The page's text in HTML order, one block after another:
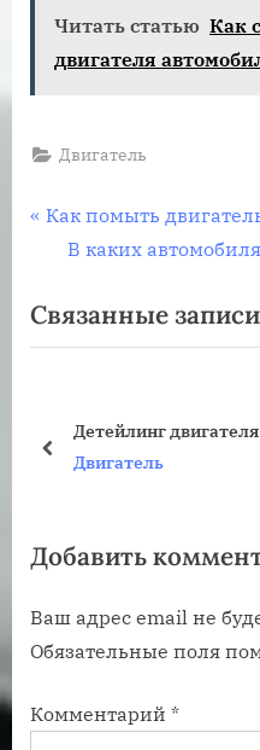
Читать статью Как
двигателя
Двигатель
Навигация
записям
П
д
ы
щ
з
п
и
ь
Как помыть
С
е
д
з
п
и
ь
В каких
Связанные записи
Детейлинг
Двигатель
пред
Добавить
Ваш адрес email не
Обязательные поля
Комментарий *